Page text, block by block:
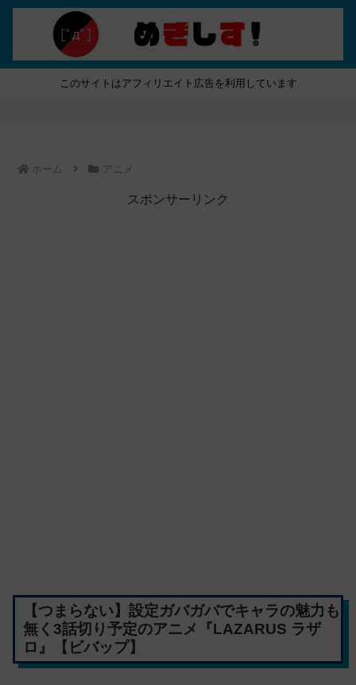
このサイトはアフィリエイト広告を利用しています
ホーム アニメ
スポンサーリンク
【つまらない】設定ガバガバでキャラの魅力も
無く3話切り予定のアニメ『LAZARUS ラザ
ロ』【ビバップ】